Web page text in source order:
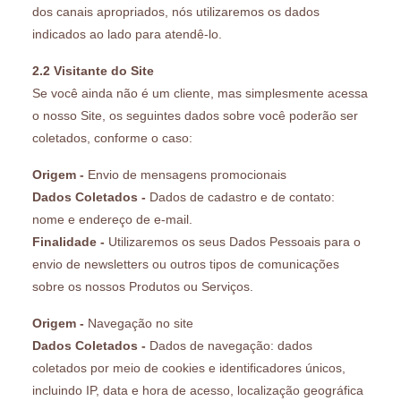
dos canais apropriados, nós utilizaremos os dados
indicados ao lado para atendê-lo.
2.2 Visitante do Site
Se você ainda não é um cliente, mas simplesmente acessa
o nosso Site, os seguintes dados sobre você poderão ser
coletados, conforme o caso:
Origem - Envio de mensagens promocionais
Dados Coletados - Dados de cadastro e de contato:
nome e endereço de e-mail.
Finalidade - Utilizaremos os seus Dados Pessoais para o
envio de newsletters ou outros tipos de comunicações
sobre os nossos Produtos ou Serviços.
Origem - Navegação no site
Dados Coletados - Dados de navegação: dados
coletados por meio de cookies e identificadores únicos,
incluindo IP, data e hora de acesso, localização geográfica